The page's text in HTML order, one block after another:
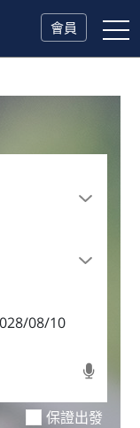
會員
保證出發